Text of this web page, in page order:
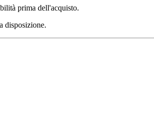
prima dell'acquisto.
disposizione.